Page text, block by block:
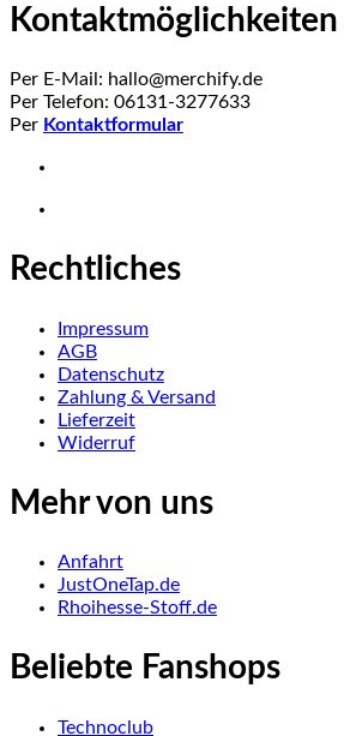
Kontaktmöglichkeiten
Per E-Mail: hallo@merchify.de
Per Telefon: 06131-3277633
Per Kontaktformular
Rechtliches
Impressum
AGB
Datenschutz
Zahlung & Versand
Lieferzeit
Widerruf
Mehr von uns
Anfahrt
JustOneTap.de
Rhoihesse-Stoff.de
Beliebte Fanshops
Technoclub